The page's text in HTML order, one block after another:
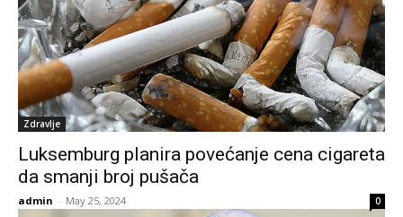
Zdravlje
Luksemburg planira povećanje cena cigareta
da smanji broj pušača
admin - May 25, 2024 0